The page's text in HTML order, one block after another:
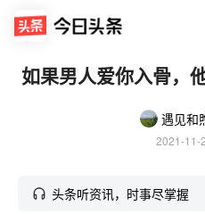
如果男人爱你入骨，
遇见和
2021-11-
头条听资讯，时事尽掌握